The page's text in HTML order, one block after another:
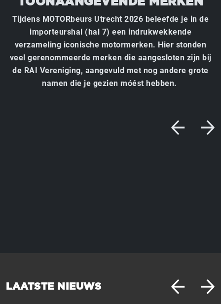
Tijdens MOTORbeurs Utrecht 2026 beleefde je in de
importeurshal (hal 7) een indrukwekkende
verzameling iconische motormerken. Hier stonden
veel gerenommeerde merken die aangesloten zijn bij
de RAI Vereniging, aangevuld met nog andere grote
namen die je gezien móést hebben.
LAATSTE NIEUWS